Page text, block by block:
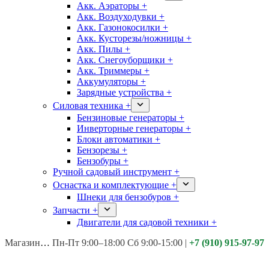
Акк. Аэраторы +
Акк. Воздуходувки +
Акк. Газонокосилки +
Акк. Кусторезы/ножницы +
Акк. Пилы +
Акк. Снегоуборщики +
Акк. Триммеры +
Аккумуляторы +
Зарядные устройства +
Силовая техника +
Бензиновые генераторы +
Инверторные генераторы +
Блоки автоматики +
Бензорезы +
Бензобуры +
Ручной садовый инструмент +
Оснастка и комплектующие +
Шнеки для бензобуров +
Запчасти +
Двигатели для садовой техники +
Магазины: Калуга ул. Московская д.113
Пн-Пт 9:00–18:00 Сб 9:00-15:00 | +7 (910) 915-97-97